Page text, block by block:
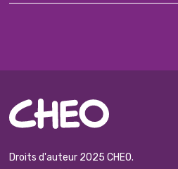
Droits d'auteur 2025 CHEO.